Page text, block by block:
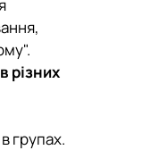
різних
групах.